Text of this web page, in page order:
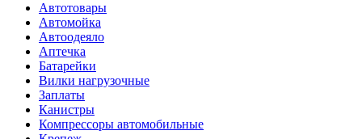
Автотовары
Автомойка
Автоодеяло
Аптечка
Батарейки
Вилки нагрузочные
Заплаты
Канистры
Компрессоры автомобильные